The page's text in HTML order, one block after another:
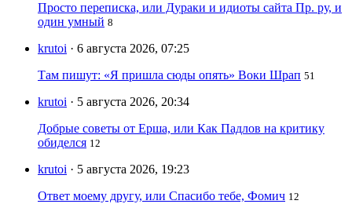
Просто переписка, или Дураки и идиоты сайта Пр. ру, и
один умный 8
krutoi · 6 августа 2026, 07:25
Там пишут: «Я пришла сюды опять» Воки Шрап 51
krutoi · 5 августа 2026, 20:34
Добрые советы от Ерша, или Как Падлов на критику
обиделся 12
krutoi · 5 августа 2026, 19:23
Ответ моему другу, или Спасибо тебе, Фомич 12